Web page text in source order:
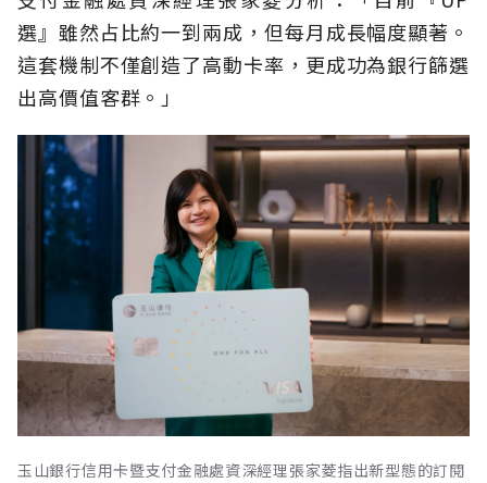
選』雖然占比約一到兩成，但每月成長幅度顯著。
這套機制不僅創造了高動卡率，更成功為銀行篩選
出高價值客群。」
玉山銀行信用卡暨支付金融處資深經理張家菱指出新型態的訂閱